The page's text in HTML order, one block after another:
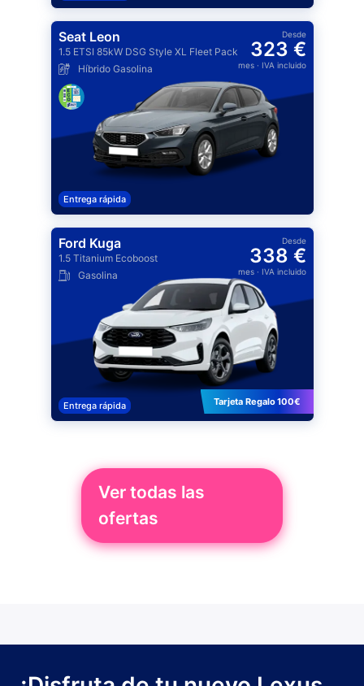
Seat Leon
1.5 ETSI 85kW DSG Style XL Fleet Pack
Híbrido Gasolina
Desde
323 €
mes· IVA incluido
Entrega rápida
Ford Kuga
1.5 Titanium Ecoboost
Gasolina
Desde
338 €
mes· IVA incluido
Entrega rápida Tarjeta Regalo 100€
Ver todas las
ofertas